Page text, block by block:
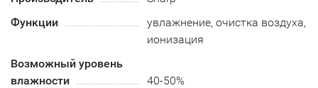
Функции
увлажнение, очистка воздуха,
ионизация
Возможный уровень
влажности
40-50%